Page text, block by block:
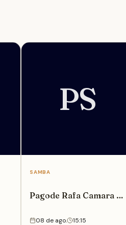
PS
SAMBA
Pagode Rafa Camara -
08 de ago. 15:15